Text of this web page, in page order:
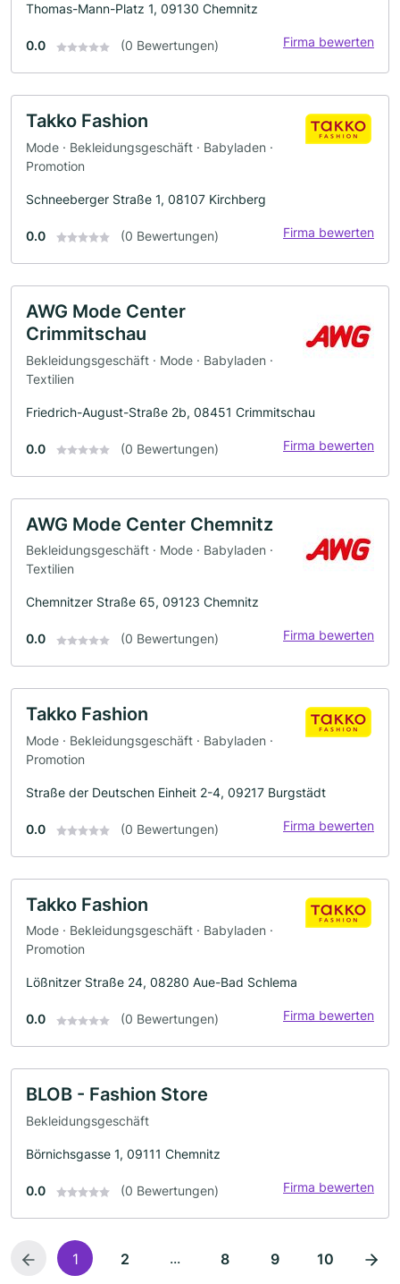
Thomas-Mann-Platz 1, 09130 Chemnitz
0.0 (0 Bewertungen) Firma bewerten
Takko Fashion
Mode · Bekleidungsgeschäft · Babyladen ·
Promotion
Schneeberger Straße 1, 08107 Kirchberg
0.0 (0 Bewertungen) Firma bewerten
AWG Mode Center
Crimmitschau
Bekleidungsgeschäft · Mode · Babyladen ·
Textilien
Friedrich-August-Straße 2b, 08451 Crimmitschau
0.0 (0 Bewertungen) Firma bewerten
AWG Mode Center Chemnitz
Bekleidungsgeschäft · Mode · Babyladen ·
Textilien
Chemnitzer Straße 65, 09123 Chemnitz
0.0 (0 Bewertungen) Firma bewerten
Takko Fashion
Mode · Bekleidungsgeschäft · Babyladen ·
Promotion
Straße der Deutschen Einheit 2-4, 09217 Burgstädt
0.0 (0 Bewertungen) Firma bewerten
Takko Fashion
Mode · Bekleidungsgeschäft · Babyladen ·
Promotion
Lößnitzer Straße 24, 08280 Aue-Bad Schlema
0.0 (0 Bewertungen) Firma bewerten
BLOB - Fashion Store
Bekleidungsgeschäft
Börnichsgasse 1, 09111 Chemnitz
0.0 (0 Bewertungen) Firma bewerten
1 2 ... 8 9 10